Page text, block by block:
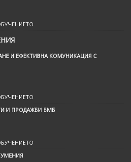
И ЕФЕКТИВНА КОМУНИКАЦИЯ С
И ПРОДАЖБИ БМБ